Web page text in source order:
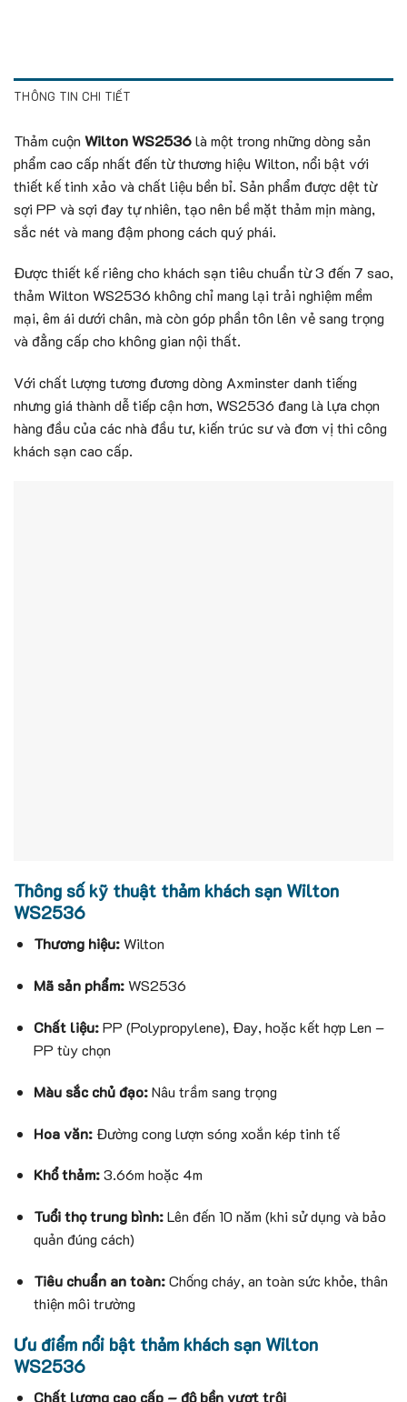
THÔNG TIN CHI TIẾT
Thảm cuộn Wilton WS2536là một trong những dòng sản
phẩm cao cấp nhất đến từ thương hiệu Wilton, nổi bật với
thiết kế tinh xảo và chất liệu bền bỉ. Sản phẩm được dệt từ
sợi PP và sợi đay tự nhiên, tạo nên bề mặt thảm mịn màng,
sắc nét và mang đậm phong cách quý phái.
Được thiết kế riêng cho khách sạn tiêu chuẩn từ 3 đến 7 sao,
thảm Wilton WS2536 không chỉ mang lại trải nghiệm mềm
mại, êm ái dưới chân, mà còn góp phần tôn lên vẻ sang trọng
và đẳng cấp cho không gian nội thất.
Với chất lượng tương đương dòng Axminster danh tiếng
nhưng giá thành dễ tiếp cận hơn, WS2536 đang là lựa chọn
hàng đầu của các nhà đầu tư, kiến trúc sư và đơn vị thi công
khách sạn cao cấp.
Thông số kỹ thuật thảm khách sạn Wilton
WS2536
Thương hiệu:Wilton
Mã sản phẩm:WS2536
Chất liệu:PP (Polypropylene), Đay, hoặc kết hợp Len –
PP tùy chọn
Màu sắc chủ đạo:Nâu trầm sang trọng
Hoa văn: Đường cong lượn sóng xoắn kép tinh tế
Khổ thảm:3.66m hoặc 4m
Tuổi thọ trung bình:Lên đến 10 năm (khi sử dụng và bảo
quản đúng cách)
Tiêu chuẩn an toàn:Chống cháy, an toàn sức khỏe, thân
thiện môi trường
Ưu điểm nổi bật thảm khách sạn Wilton
WS2536
Chất lượng cao cấp – độ bền vượt trội